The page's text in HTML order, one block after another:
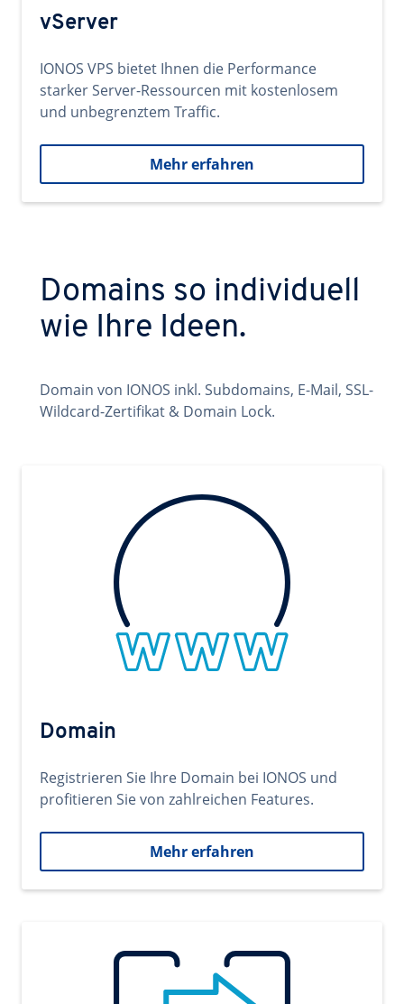
vServer
IONOS VPS bietet Ihnen die Performance
starker Server-Ressourcen mit kostenlosem
und unbegrenztem Traffic.
Mehr erfahren
Domains so individuell
wie Ihre Ideen.
Domain von IONOS inkl. Subdomains, E-Mail, SSL-
Wildcard-Zertifikat & Domain Lock.
Domain
Registrieren Sie Ihre Domain bei IONOS und
profitieren Sie von zahlreichen Features.
Mehr erfahren